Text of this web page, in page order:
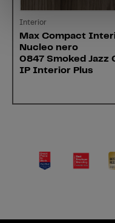
Interior
Max Compact
Nucleo nero
0847 Smoked Jazz
IP Interior Plus